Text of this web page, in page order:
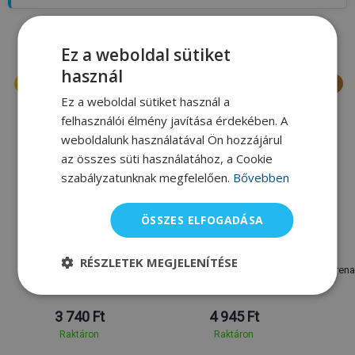
Úszósapka Arena Classic
3 740 Ft
Raktáron
Úszószemüveg tok Arena
4 945 Ft
Raktáron
Ez a weboldal sütiket
használ
Ez a weboldal sütiket használ a
felhasználói élmény javítása érdekében. A
weboldalunk használatával Ön hozzájárul
az összes süti használatához, a Cookie
szabályzatunknak megfelelően. Bővebben
ÖSSZES ELFOGADÁSA
RÉSZLETEK MEGJELENÍTÉSE